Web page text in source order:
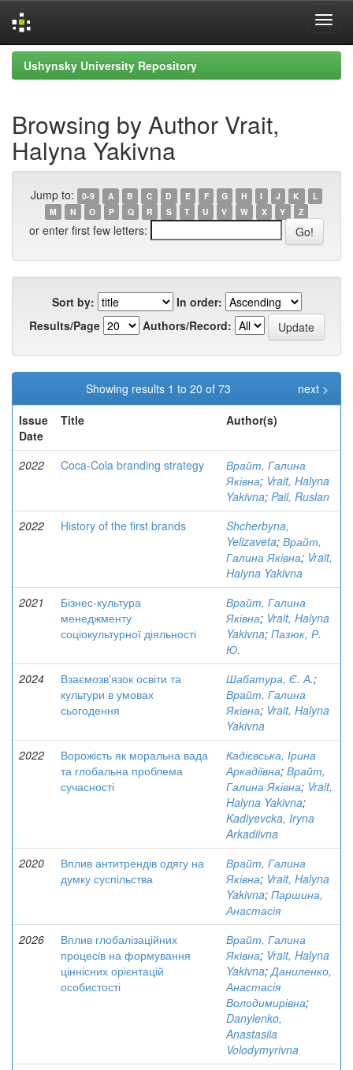
Skip
navigation
Ushynsky University Repository
Browsing by Author Vrait,
Halyna Yakivna
Jump to: 0-9 A B C D E F G H I J K
L
M
N O P Q R S T U V W X Y Z
or enter first few letters:
Sort by:
In order:
Results/Page
Authors/Record:
Showing results 1 to 20 of 73
next >
Issue
Date
Title Author(s)
2022 Coca-Cola branding strategy
Врайт, Галина
Яківна; Vrait, Halyna
Yakivna; Pail, Ruslan
2022
History of the first brands
Shcherbyna,
Yelizaveta; Врайт,
Галина Яківна; Vrait,
Halyna Yakivna
2021
Бізнес-культура
менеджменту
соціокультурної діяльності
Врайт, Галина
Яківна; Vrait, Halyna
Yakivna; Пазюк, Р.
Ю.
2024
Взаємозв'язок освіти та
культури в умовах
сьогодення
Шабатура, Є. А.;
Врайт, Галина
Яківна; Vrait, Halyna
Yakivna
2022
Ворожість як моральна вада
та глобальна проблема
сучасності
Кадієвська, Ірина
Аркадіївна; Врайт,
Галина Яківна; Vrait,
Halyna Yakivna;
Kadiyevcka, Iryna
Arkadiivna
2020
Вплив антитрендів одягу на
думку суспільства
Врайт, Галина
Яківна; Vrait, Halyna
Yakivna; Паршина,
Анастасія
2026
Вплив глобалізаційних
процесів на формування
ціннісних орієнтацій
особистості
Врайт, Галина
Яківна; Vrait, Halyna
Yakivna;Даниленко,
Анастасія
Володимирівна;
Danylenko,
Anastasiia
Volodymyrivna